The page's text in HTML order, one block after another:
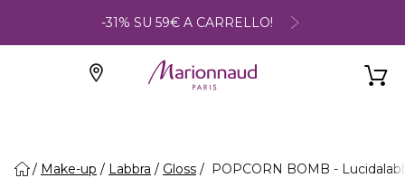
-31% SU 59€ A CARRELLO!
Make-up Labbra Gloss POPCORN BOMB -